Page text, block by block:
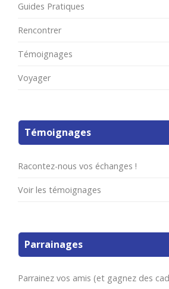
Guides Pratiques
Rencontrer
Témoignages
Voyager
Témoignages
Racontez-nous vos échanges !
Voir les témoignages
Parrainages
Parrainez vos amis (et gagnez des